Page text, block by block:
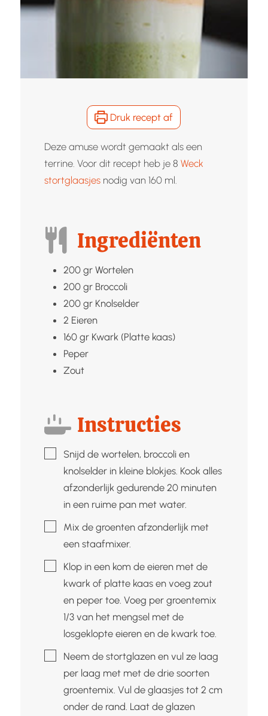
Druk recept af
Deze amuse wordt gemaakt als een
terrine. Voor dit recept heb je 8 Weck
stortglaasjesnodig van 160 ml.
Ingrediënten
200 gr Wortelen
200 gr Broccoli
200 gr Knolselder
2 Eieren
160 gr Kwark (Platte kaas)
Peper
Zout
Instructies
▢Snijd de wortelen, broccoli en
knolselder in kleine blokjes. Kook alles
afzonderlijk gedurende 20 minuten
in een ruime pan met water.
▢Mix de groenten afzonderlijk met
een staafmixer.
▢Klop in een kom de eieren met de
kwark of platte kaas en voeg zout
en peper toe. Voeg per groentemix
1/3 van het mengsel met de
losgeklopte eieren en de kwark toe.
▢Neem de stortglazen en vul ze laag
per laag met met de drie soorten
groentemix. Vul de glaasjes tot 2 cm
onder de rand. Laat de glazen